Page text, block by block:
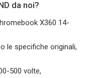
da noi?
X360 14-
le specifiche originali,
500 volte,